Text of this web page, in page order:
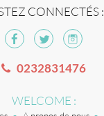
CONNECTÉS :
0232831476
WELCOME :